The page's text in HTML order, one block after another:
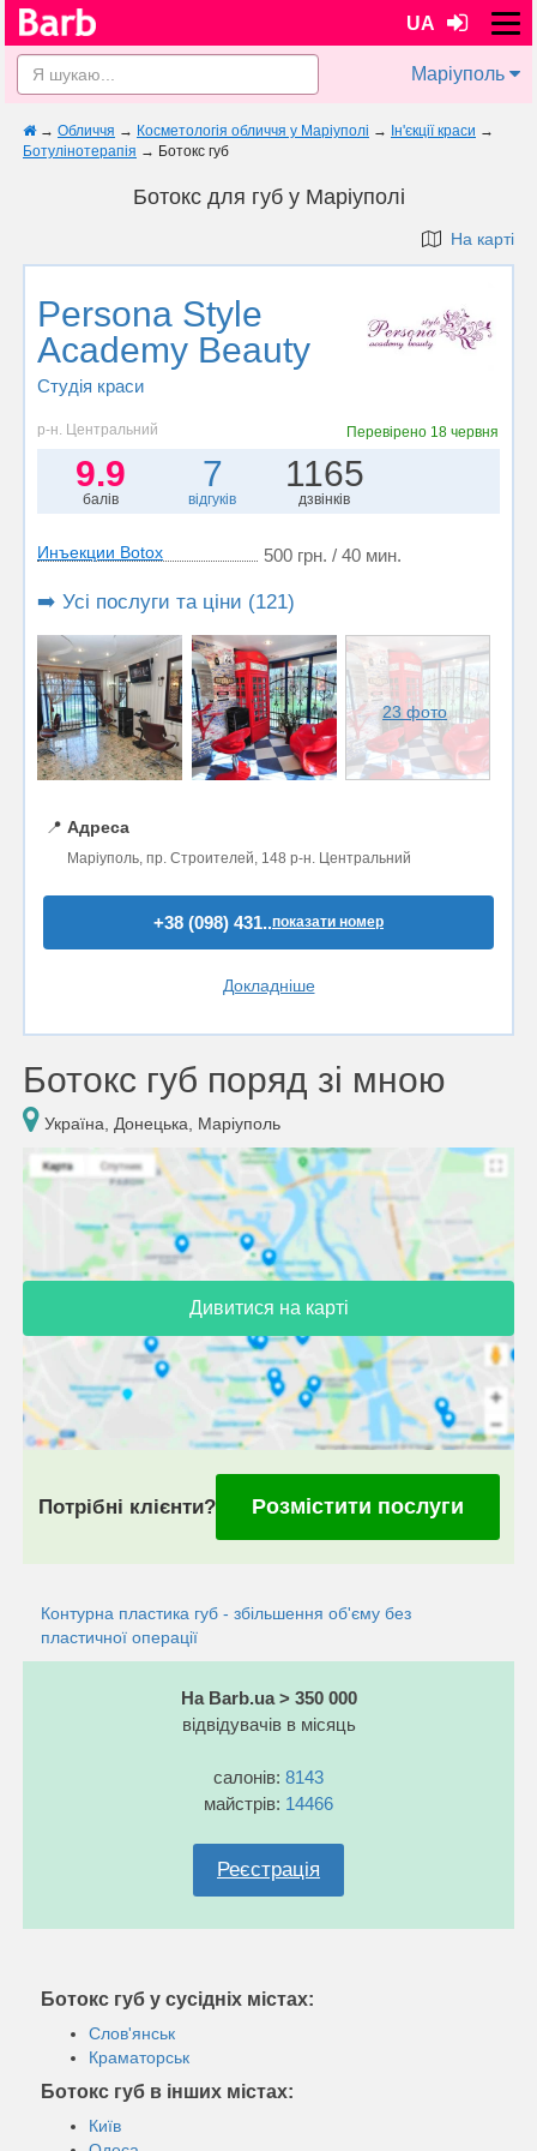
UA
Маріуполь
→ Обличчя → Косметологія обличчя у Маріуполi → Ін'єкції краси →
Ботулінотерапія → Ботокс губ
Ботокс для губ у Маріуполi
На карті
Persona Style
Academy Beauty
Студія краси
р-н. Центральний Перевірено 18 червня
9.9
балів
7
відгуків
1165
дзвінків
Инъекции Botox 500 грн. / 40 мин.
➡️ Усі послуги та ціни (121)
23 фото
📍 Адреса
Маріуполь, пр. Строителей, 148 р-н. Центральний
+38 (098) 431..показати номер
Докладніше
Ботокс губ поряд зі мною
Україна, Донецька, Маріуполь
Дивитися на карті
Потрібні клієнти? Розмістити послуги
Контурна пластика губ - збільшення об'єму без
пластичної операції
На Barb.ua > 350 000
відвідувачів в місяць
салонів: 8143
майстрів: 14466
Реєстрація
Ботокс губ у сусідніх містах:
Слов'янськ
Краматорськ
Ботокс губ в інших містах:
Київ